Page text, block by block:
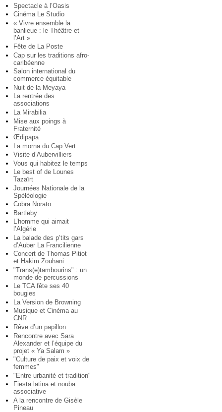
Spectacle à l’Oasis
Cinéma Le Studio
« Vivre ensemble la
banlieue : le Théâtre et
l’Art »
Fête de La Poste
Cap sur les traditions afro-
caribéenne
Salon international du
commerce équitable
Nuit de la Meyaya
La rentrée des
associations
La Mirabilia
Mise aux poings à
Fraternité
Œdipapa
La morna du Cap Vert
Visite d’Aubervilliers
Vous qui habitez le temps
Le best of de Lounes
Tazaïrt
Journées Nationale de la
Spéléologie
Cobra Norato
Bartleby
L’homme qui aimait
l’Algérie
La balade des p’tits gars
d’Auber La Francilienne
Concert de Thomas Pitiot
et Hakim Zouhani
"Trans(e)tambourins" : un
monde de percussions
Le TCA fête ses 40
bougies
La Version de Browning
Musique et Cinéma au
CNR
Rêve d’un papillon
Rencontre avec Sara
Alexander et l’équipe du
projet « Ya Salam »
"Culture de paix et voix de
femmes"
"Entre urbanité et tradition"
Fiesta latina et nouba
associative
A la rencontre de Gisèle
Pineau